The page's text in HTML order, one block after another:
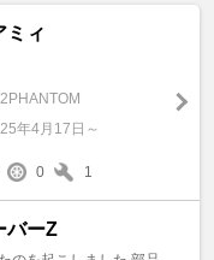
ミィ
年4月17日～
0 1
バーZ